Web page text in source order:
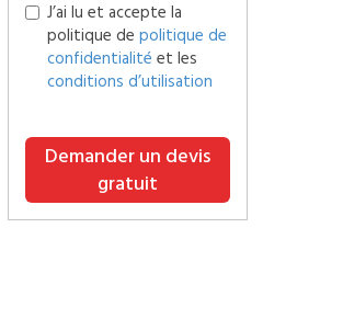
J’ai lu et accepte la
politique de politique de
confidentialité et les
conditions d’utilisation
Demander un devis
gratuit